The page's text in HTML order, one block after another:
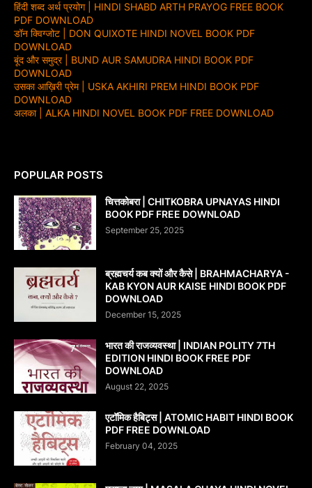
हिंदी शब्द अर्थ प्रयोग | HINDI SHABD ARTH PRAYOG FREE BOOK
PDF DOWNLOAD
डॉन क्विग्जोट | DON QUIXOTE HINDI NOVEL BOOK PDF
DOWNLOAD
बूंद और समुद्र | BUND AUR SAMUDRA HINDI BOOK PDF
DOWNLOAD
उसका आख़िरी प्रेम | USKA AKHIRI PREM HINDI BOOK PDF
DOWNLOAD
अलका | ALKA HINDI NOVEL BOOK PDF FREE DOWNLOAD
POPULAR POSTS
चित्तकोबरा | CHITKOBRA UPNAYAS HINDI
BOOK PDF FREE DOWNLOAD
September 25, 2025
ब्रह्मचर्य कब क्यों और कैसे | BRAHMACHARYA -
KAB KYON AUR KAISE HINDI BOOK PDF
DOWNLOAD
December 15, 2025
भारत की राजव्यवस्था | INDIAN POLITY 7TH
EDITION HINDI BOOK FREE PDF
DOWNLOAD
August 22, 2025
एटॉमिक हैबिट्स | ATOMIC HABIT HINDI BOOK
PDF FREE DOWNLOAD
February 04, 2025